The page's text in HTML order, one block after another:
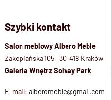
Szybki kontakt
Salon meblowy Albero Meble
Zakopiańska 105, 30-418 Kraków
Galeria Wnętrz Solvay Park
E-mail: alberomeble@gmail.com